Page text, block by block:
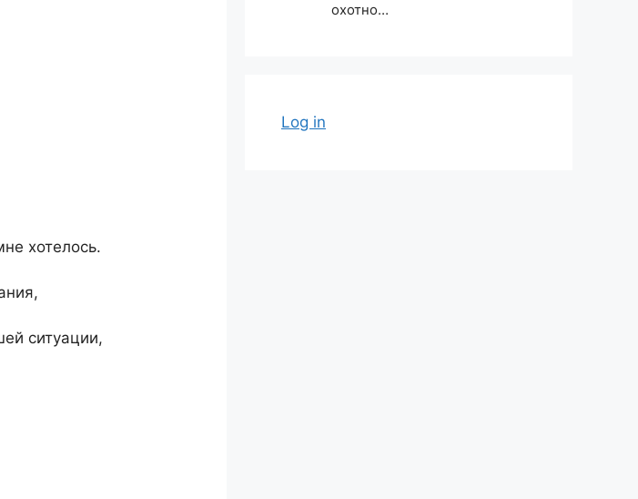
хотелось.
ситуации,
охотно…
Log in